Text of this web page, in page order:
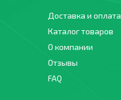
Доставка и оплата
Каталог товаров
О компании
Отзывы
FAQ